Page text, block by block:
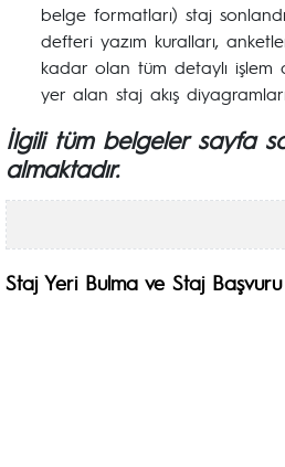
belge formatları) staj
defteri yazım kuralları,
kadar olan tüm detaylı işlem
yer alan staj akış
İlgili tüm belgeler sayfa
almaktadır.
Staj Yeri Bulma ve Staj Başvuru